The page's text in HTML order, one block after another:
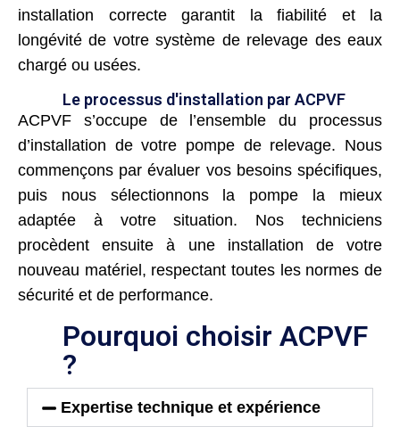
installation correcte garantit la fiabilité et la
longévité de votre système de relevage des eaux
chargé ou usées.
Le processus d'installation par ACPVF
ACPVF s’occupe de l’ensemble du processus
d’installation de votre pompe de relevage. Nous
commençons par évaluer vos besoins spécifiques,
puis nous sélectionnons la pompe la mieux
adaptée à votre situation. Nos techniciens
procèdent ensuite à une installation de votre
nouveau matériel, respectant toutes les normes de
sécurité et de performance.
Pourquoi choisir ACPVF
?
Expertise technique et expérience